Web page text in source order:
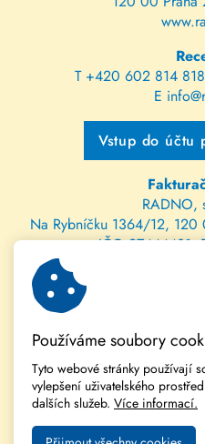
T +420 602 814 818
E
Vstup do účtu
RADNO,
Na Rybníčku 1364/12, 120
IČO 27444431,
spis. zn. C 112470
bank. spojení:
SWIFT:
Používáme soubory
Tyto webové stránky používají
vylepšení uživatelského
dalších služeb. Více informací.